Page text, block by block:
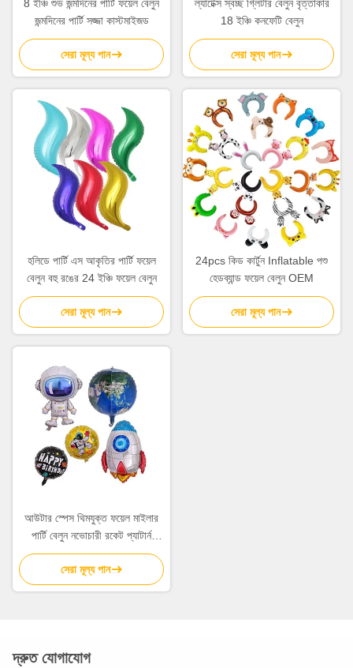
8 ইঞ্চি শুভ জন্মদিনের পার্টি ফয়েল বেলুন
জন্মদিনের পার্টি সজ্জা কাস্টমাইজড
সেরা মূল্য পান
ল্যাটেক্স স্বচ্ছ গ্লিটার বেলুন বৃত্তাকার
18 ইঞ্চি কনফেটি বেলুন
সেরা মূল্য পান
হলিডে পার্টি এস আকৃতির পার্টি ফয়েল
বেলুন বহু রঙের 24 ইঞ্চি ফয়েল বেলুন
সেরা মূল্য পান
24pcs কিড কার্টুন Inflatable পশু
হেডব্যান্ড ফয়েল বেলুন OEM
সেরা মূল্য পান
আউটার স্পেস থিমযুক্ত ফয়েল মাইলার
পার্টি বেলুন নভোচারী রকেট প্যাটার্ন
5Pcs
সেরা মূল্য পান
দ্রুত যোগাযোগ